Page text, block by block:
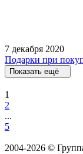
7 декабря 2020
Подарки при
Показать ещё
1
2
...
5
2004-2026 ©